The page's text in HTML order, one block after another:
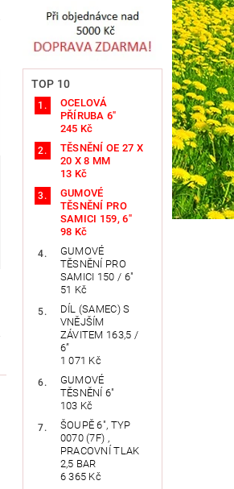
TOP 10
OCELOVÁ
PŘÍRUBA 6"
245 Kč
TĚSNĚNÍ OE 27 X
20 X 8 MM
13 Kč
GUMOVÉ
TĚSNĚNÍ PRO
SAMICI 159, 6"
98 Kč
GUMOVÉ
TĚSNĚNÍ PRO
SAMICI 150 / 6"
51 Kč
DÍL (SAMEC) S
VNĚJŠÍM
ZÁVITEM 163,5 /
6”
1 071 Kč
GUMOVÉ
TĚSNĚNÍ 6"
103 Kč
ŠOUPĚ 6", TYP
0070 (7F) ,
PRACOVNÍ TLAK
2,5 BAR
6 365 Kč